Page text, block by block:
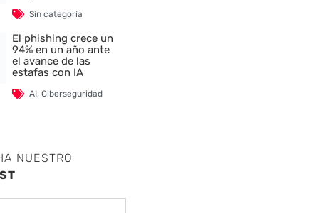
Sin categoría
El phishing crece un
94% en un año ante
el avance de las
estafas con IA
AI,Ciberseguridad
NUESTRO